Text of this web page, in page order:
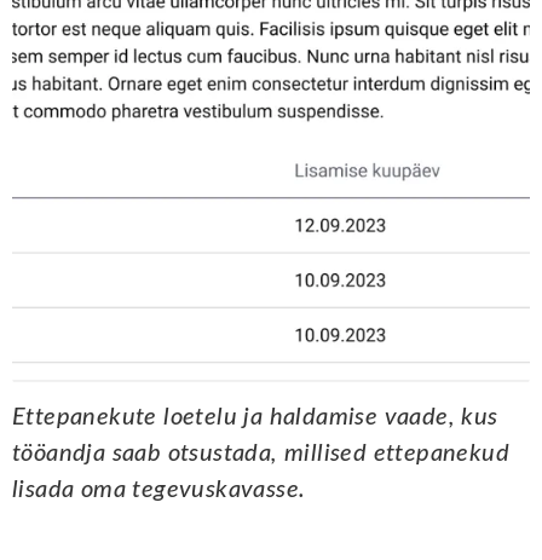
Ettepanekute loetelu ja haldamise vaade, kus
tööandja saab otsustada, millised ettepanekud
lisada oma tegevuskavasse.